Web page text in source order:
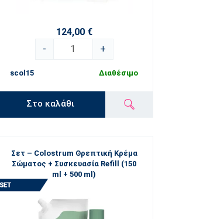
124,00 €
-
+
scol15 Διαθέσιμο
Στο καλάθι
Σετ – Colostrum Θρεπτική Κρέμα
Σώματος + Συσκευασία Refill (150
ml + 500 ml)